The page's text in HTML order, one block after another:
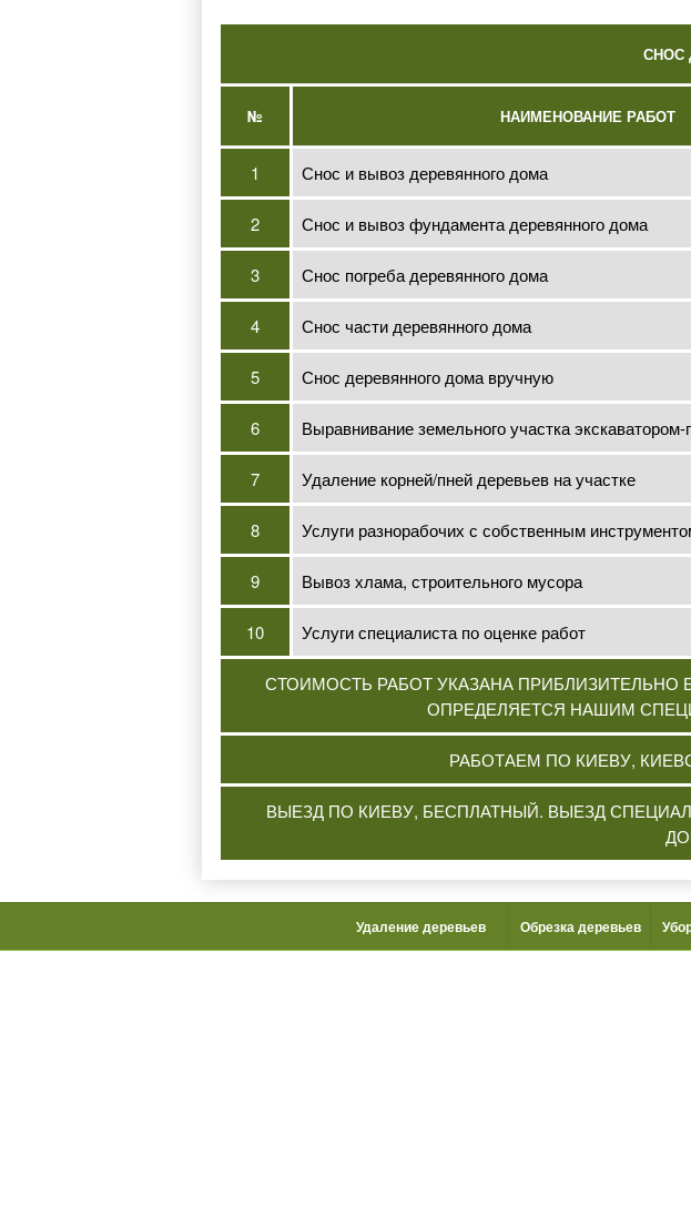
СНОС
№ НАИМЕНОВАНИЕ РАБОТ
1 Снос и вывоз деревянного дома
2 Снос и вывоз фундамента деревянного дома
3 Снос погреба деревянного дома
4 Снос части деревянного дома
5 Снос деревянного дома вручную
6 Выравнивание земельного участка экскаватором-
7 Удаление корней/пней деревьев на участке
8 Услуги разнорабочих с собственным
9 Вывоз хлама, строительного мусора
10 Услуги специалиста по оценке работ
СТОИМОСТЬ РАБОТ УКАЗАНА
ОПРЕДЕЛЯЕТСЯ НАШИМ
РАБОТАЕМ ПО КИЕВУ,
ВЫЕЗД ПО КИЕВУ, БЕСПЛАТНЫЙ. ВЫЕЗД
Удаление деревьев Обрезка деревьев